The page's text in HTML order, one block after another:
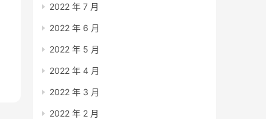
2022 年 7 月
2022 年 6 月
2022 年 5 月
2022 年 4 月
2022 年 3 月
2022 年 2 月